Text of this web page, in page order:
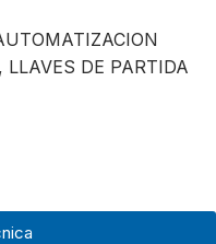
, LLAVES DE PARTIDA